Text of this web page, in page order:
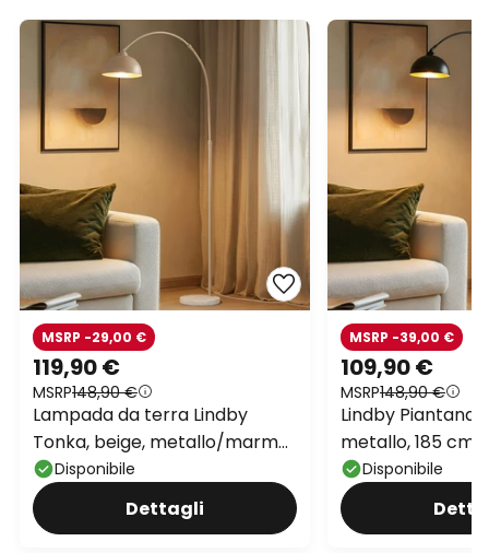
119,90 €
MSRP148,90 €
MSRP -29,00 €
Lampada da terra Lindby
Tonka, beige, metallo/marmo,
185 cm, E27
Disponibile
Dettagli
109,90 €
MSRP148,90 €
MSRP -39,00 €
Lindby Piantana
metallo, 185 cm,
Disponibile